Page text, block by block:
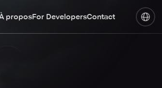
proposFor DevelopersContact